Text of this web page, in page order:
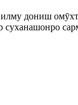
дониш